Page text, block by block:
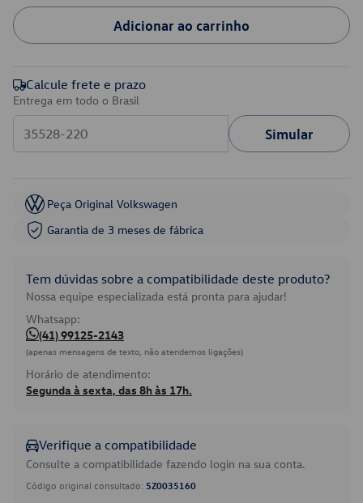
Adicionar ao carrinho
Calcule frete e prazo
Entrega em todo o Brasil
Simular
Peça Original Volkswagen
Garantia de 3 meses de fábrica
Tem dúvidas sobre a compatibilidade deste produto?
Nossa equipe especializada está pronta para ajudar!
Whatsapp:
(41) 99125-2143
(apenas mensagens de texto, não atendemos ligações)
Horário de atendimento:
Segunda à sexta, das 8h às 17h.
Verifique a compatibilidade
Consulte a compatibilidade fazendo login na sua conta.
Código original consultado: 5Z0035160